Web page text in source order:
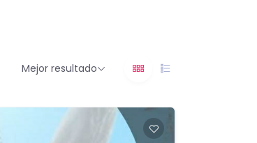
Mejor resultado